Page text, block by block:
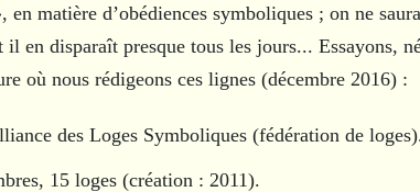
en matière d’obédiences symboliques ; on ne
il en disparaît presque tous les jours... Essayons,
où nous rédigeons ces lignes (décembre 2016) :
des Loges Symboliques (fédération de
15 loges (création : 2011).